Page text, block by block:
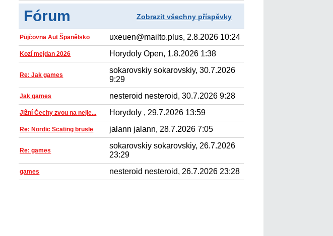
Fórum Zobrazit všechny příspěvky
Půjčovna Aut Španělsko uxeuen@mailto.plus, 2.8.2026 10:24
Kozí mejdan 2026 Horydoly Open, 1.8.2026 1:38
Re: Jak games
sokarovskiy sokarovskiy, 30.7.2026
9:29
Jak games nesteroid nesteroid, 30.7.2026 9:28
Jižní Čechy zvou na nejle... Horydoly , 29.7.2026 13:59
Re: Nordic Scating brusle jalann jalann, 28.7.2026 7:05
Re: games
sokarovskiy sokarovskiy, 26.7.2026
23:29
games nesteroid nesteroid, 26.7.2026 23:28